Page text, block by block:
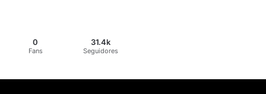
0
Fans
31.4k
Seguidores